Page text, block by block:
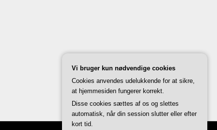
Vi bruger kun nødvendige cookies
Cookies anvendes udelukkende for at sikre,
at hjemmesiden fungerer korrekt.
Disse cookies sættes af os og slettes
automatisk, når din session slutter eller efter
kort tid.